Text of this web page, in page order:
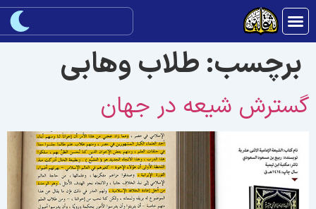
برچسب:طلاب وهابی
شیعه در جهان